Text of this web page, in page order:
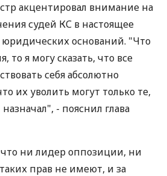
акцентировал внимание на
судей КС в настоящее
оснований. "Что
то я могу сказать, что все
себя абсолютно
их уволить могут только те,
- пояснил глава
ни лидер оппозиции, ни
прав не имеют, и за